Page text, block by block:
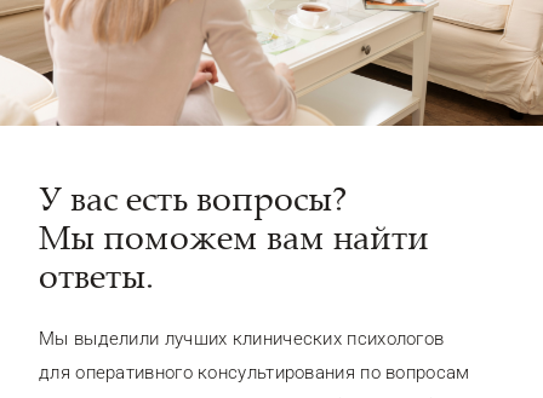
У вас есть вопросы?
Мы поможем вам найти
ответы.
Мы выделили лучших клинических психологов
для оперативного консультирования по вопросам